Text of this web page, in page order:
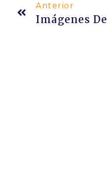
Anterior